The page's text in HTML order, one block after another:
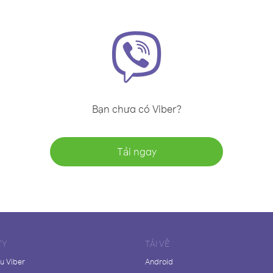
Bạn chưa có Viber?
Tải ngay
Viber
TẢI VỀ
Android